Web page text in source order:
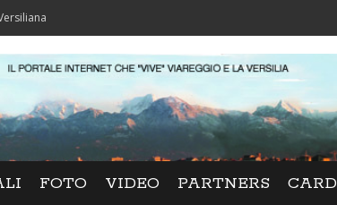
FOTO VIDEO PARTNERS CARD